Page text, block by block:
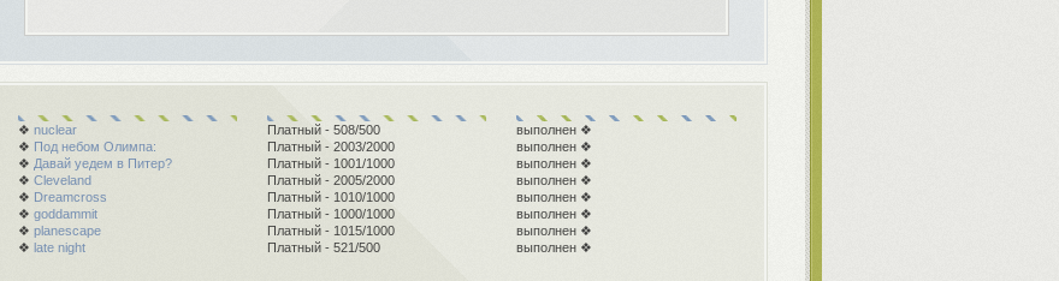
❖ nuclear
❖ Под небом Олимпа:
❖ Давай уедем в Питер?
❖ Cleveland
❖ Dreamcross
❖ goddammit
❖ planescape
❖ late night
Платный - 508/500
Платный - 2003/2000
Платный - 1001/1000
Платный - 2005/2000
Платный - 1010/1000
Платный - 1000/1000
Платный - 1015/1000
Платный - 521/500
выполнен ❖
выполнен ❖
выполнен ❖
выполнен ❖
выполнен ❖
выполнен ❖
выполнен ❖
выполнен ❖